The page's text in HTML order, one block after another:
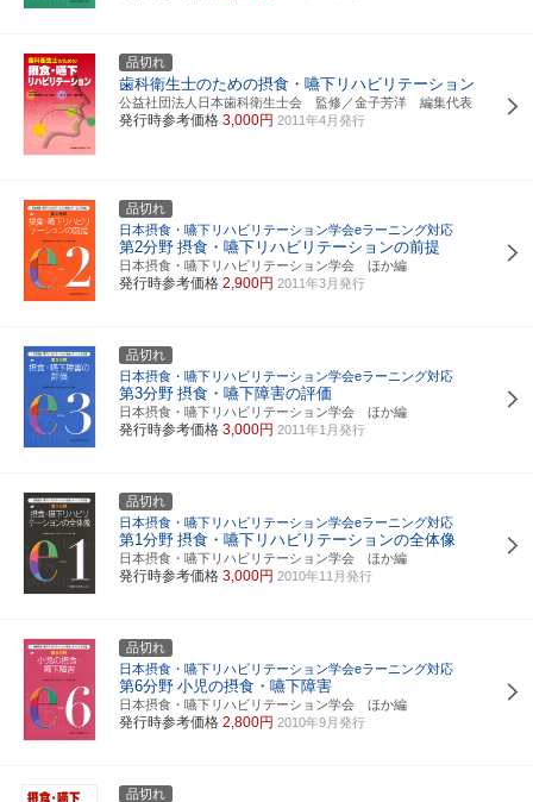
品切れ
歯科衛生士のための摂食・嚥下リハビリテーション
公益社団法人日本歯科衛生士会 監修／金子芳洋 編集代表
発行時参考価格 3,000円 2011年4月発行
品切れ
日本摂食・嚥下リハビリテーション学会eラーニング対応
第2分野 摂食・嚥下リハビリテーションの前提
日本摂食・嚥下リハビリテーション学会 ほか編
発行時参考価格 2,900円 2011年3月発行
品切れ
日本摂食・嚥下リハビリテーション学会eラーニング対応
第3分野 摂食・嚥下障害の評価
日本摂食・嚥下リハビリテーション学会 ほか編
発行時参考価格 3,000円 2011年1月発行
品切れ
日本摂食・嚥下リハビリテーション学会eラーニング対応
第1分野 摂食・嚥下リハビリテーションの全体像
日本摂食・嚥下リハビリテーション学会 ほか編
発行時参考価格 3,000円 2010年11月発行
品切れ
日本摂食・嚥下リハビリテーション学会eラーニング対応
第6分野 小児の摂食・嚥下障害
日本摂食・嚥下リハビリテーション学会 ほか編
発行時参考価格 2,800円 2010年9月発行
品切れ